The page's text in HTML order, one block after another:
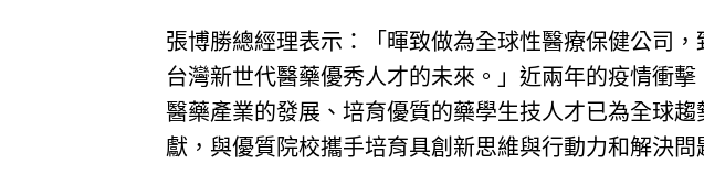
張博勝總經理表示：「暉致做為全球性醫療保健公司
台灣新世代醫藥優秀人才的未來。」近兩年的疫情衝
醫藥產業的發展、培育優質的藥學生技人才已為全球
獻，與優質院校攜手培育具創新思維與行動力和解決問